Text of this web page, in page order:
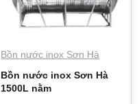
Bồn nước inox Sơn Hà
Bồn nước inox Sơn Hà
1500L nằm